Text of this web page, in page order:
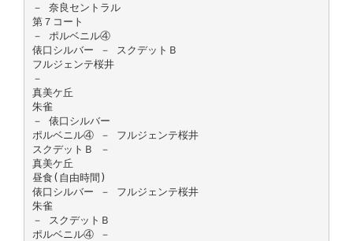
－ 奈良セントラル
第７コート
－ ポルベニル④
俵口シルバー － スクデットＢ
フルジェンテ桜井
－
真美ケ丘
朱雀
－ 俵口シルバー
ポルベニル④ － フルジェンテ桜井
スクデットＢ －
真美ケ丘
昼食(自由時間)
俵口シルバー － フルジェンテ桜井
朱雀
－ スクデットＢ
ポルベニル④ －